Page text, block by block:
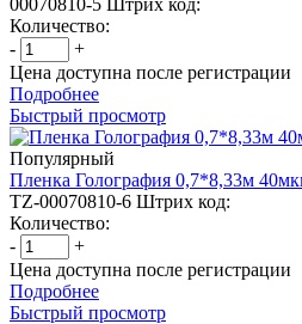
Количество:
-
+
Цена доступна после регистрации
Подробнее
Быстрый просмотр
Популярный
Пленка Голография 0,7*8,33м
TZ-00070810-6 Штрих код:
Количество:
-
+
Цена доступна после регистрации
Подробнее
Быстрый просмотр